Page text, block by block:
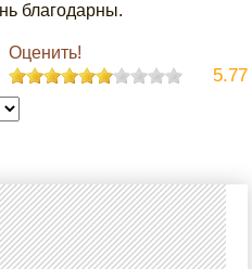
благодарны.
Оценить!
5.77